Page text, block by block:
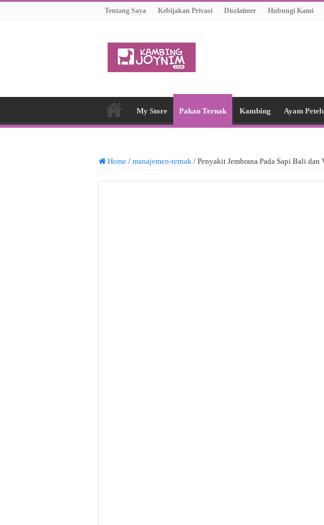
Tentang Saya Kebijakan Privasi Disclaimer Hubungi Kami
My Store Pakan Ternak Kambing Ayam
Home / manajemen-ternak / Penyakit Jembrana Pada Sapi Bali dan